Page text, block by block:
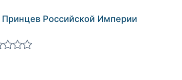
Принцев Российской Империи